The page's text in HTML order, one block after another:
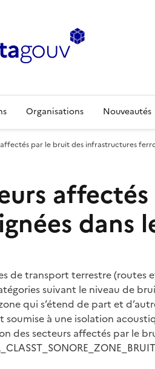
Organisations Nouveautés
affectés par le bruit des infrastructures
dans
de transport terrestre (routes
suivant le niveau de
qui s’étend de part et
à une isolation
des secteurs affectés par le